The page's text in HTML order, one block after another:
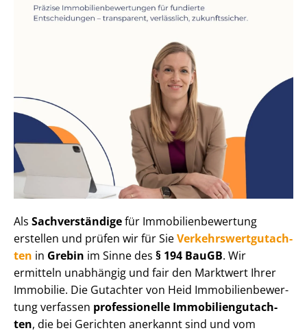
Als Sachverständigefür Im­mo­bi­li­en­be­wer­tung
erstellen und prüfen wir für SieVer­kehrs­wert­gut­ach­
ten in Grebin im Sinne des § 194 BauGB. Wir
ermitteln unabhängig und fair den Marktwert Ihrer
Immobilie. Die Gutachter von Heid Im­mo­bi­li­en­be­wer­
tung verfassen professionelle Im­mo­bi­li­en­gut­ach­
ten, die bei Gerichten anerkannt sind und vom